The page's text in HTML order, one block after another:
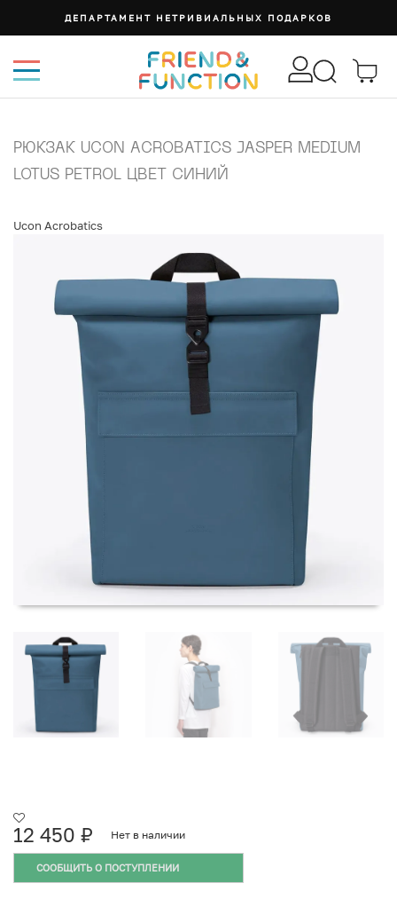
ДЕПАРТАМЕНТ НЕТРИВИАЛЬНЫХ ПОДАРКОВ
РЮКЗАК UCON ACROBATICS JASPER MEDIUM
LOTUS PETROL ЦВЕТ СИНИЙ
Ucon Acrobatics
12 450 ₽ Нет в наличии
СООБЩИТЬ О ПОСТУПЛЕНИИ